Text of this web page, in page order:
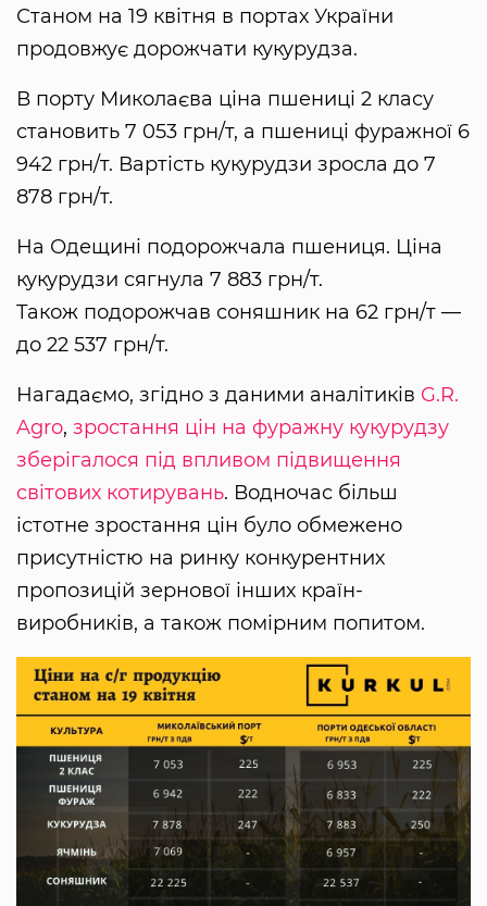
Станом на 19 квітня в портах України
продовжує дорожчати кукурудза.
В порту Миколаєва ціна пшениці 2 класу
становить 7 053 грн/т, а пшениці фуражної 6
942 грн/т. Вартість кукурудзи зросла до 7
878 грн/т.
На Одещині подорожчала пшениця. Ціна
кукурудзи сягнула 7 883 грн/т.
Також подорожчав соняшник на 62 грн/т —
до 22 537 грн/т.
Нагадаємо, згідно з даними аналітиків G.R.
Agro, зростання цін на фуражну кукурудзу
зберігалося під впливом підвищення
світових котирувань. Водночас більш
істотне зростання цін було обмежено
присутністю на ринку конкурентних
пропозицій зернової інших країн-
виробників, а також помірним попитом.